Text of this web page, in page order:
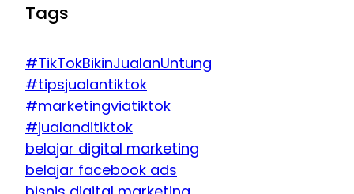
Tags
#TikTokBikinJualanUntung
#tipsjualantiktok
#marketingviatiktok
#jualanditiktok
belajar digital marketing
belajar facebook ads